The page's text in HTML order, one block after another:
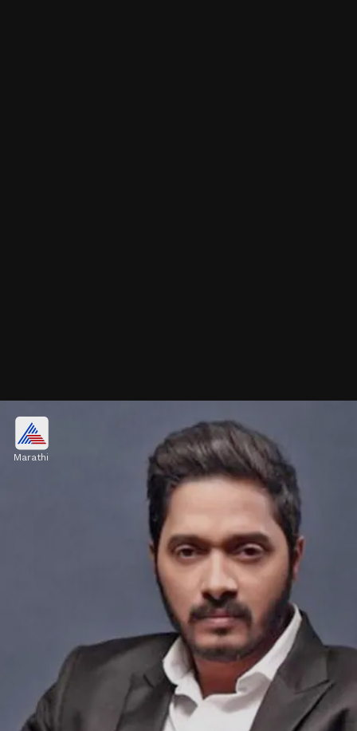
श्रेयसच पहिलं घर खरेदी कस झालं?
श्रेयसच पहिलं घर खरेदी कस झालं याबद्दलचा किस्सा यावेळी
त्यानं समजून सांगितला आहे. त्यानं सांगितलं की, त्याच होम लोन
पास होत नव्हतं.
Marathi